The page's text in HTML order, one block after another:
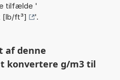
tilfælde '
[lb/ft³]
'.
af denne
konvertere g/m3 til